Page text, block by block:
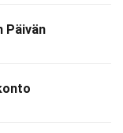
Päivän